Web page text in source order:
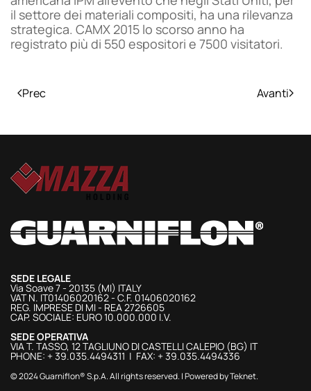
il settore dei materiali compositi, ha una rilevanza
strategica. CAMX 2015 lo scorso anno ha
registrato più di 550 espositori e 7500 visitatori.
Prec Avanti
SEDE LEGALE
Via Soave 7 - 20135 (MI) ITALY
VAT N. IT01406020162 - C.F. 01406020162
REG. IMPRESE DI MI - REA 2726605
CAP. SOCIALE: EURO 10.000.000 I.V.
SEDE OPERATIVA
VIA T. TASSO, 12 TAGLIUNO DI CASTELLI CALEPIO (BG) IT
PHONE: + 39.035.4494311 | FAX: + 39.035.4494336
© 2024 Guarniflon® S.p.A. All rights reserved. | Powered byTeknet.